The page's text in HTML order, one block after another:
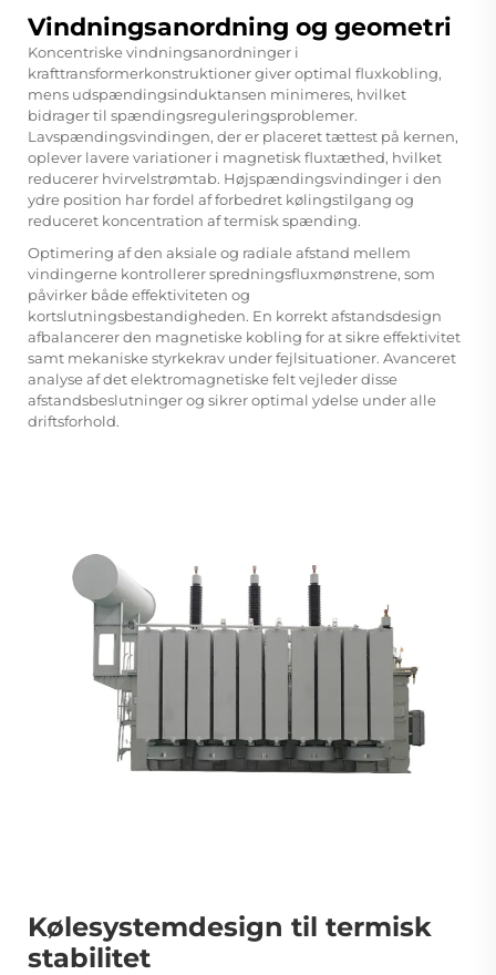
Vindningsanordning og geometri
Koncentriske vindningsanordninger i
krafttransformerkonstruktioner giver optimal fluxkobling,
mens udspændingsinduktansen minimeres, hvilket
bidrager til spændingsreguleringsproblemer.
Lavspændingsvindingen, der er placeret tættest på kernen,
oplever lavere variationer i magnetisk fluxtæthed, hvilket
reducerer hvirvelstrømtab. Højspændingsvindinger i den
ydre position har fordel af forbedret kølingstilgang og
reduceret koncentration af termisk spænding.
Optimering af den aksiale og radiale afstand mellem
vindingerne kontrollerer spredningsfluxmønstrene, som
påvirker både effektiviteten og
kortslutningsbestandigheden. En korrekt afstandsdesign
afbalancerer den magnetiske kobling for at sikre effektivitet
samt mekaniske styrkekrav under fejlsituationer. Avanceret
analyse af det elektromagnetiske felt vejleder disse
afstandsbeslutninger og sikrer optimal ydelse under alle
driftsforhold.
Kølesystemdesign til termisk
stabilitet